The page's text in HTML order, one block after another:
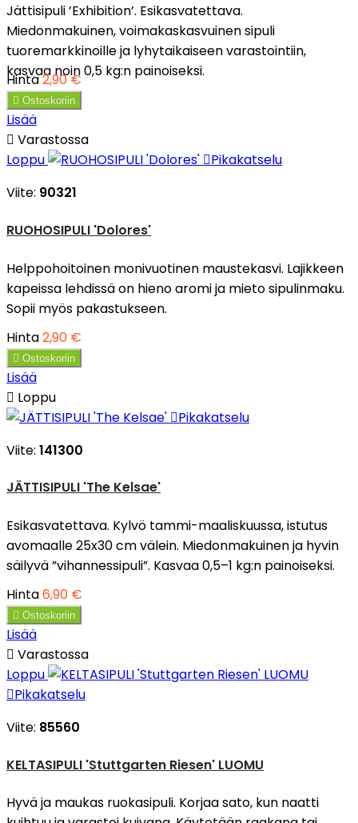
Jättisipuli ’Exhibition’. Esikasvatettava.
Miedonmakuinen, voimakaskasvuinen sipuli
tuoremarkkinoille ja lyhytaikaiseen varastointiin,
kasvaa noin 0,5 kg:n painoiseksi.
Hinta2,90 €
 Ostoskoriin
Lisää
 Varastossa
Loppu
Pikakatselu
Viite: 90321
RUOHOSIPULI 'Dolores'
Helppohoitoinen monivuotinen maustekasvi. Lajikkeen
kapeissa lehdissä on hieno aromi ja mieto sipulinmaku.
Sopii myös pakastukseen.
Hinta2,90 €
 Ostoskoriin
Lisää
 Loppu
Pikakatselu
Viite: 141300
JÄTTISIPULI 'The Kelsae'
Esikasvatettava. Kylvö tammi-maaliskuussa, istutus
avomaalle 25x30 cm välein. Miedonmakuinen ja hyvin
säilyvä ”vihannessipuli”. Kasvaa 0,5–1 kg:n painoiseksi.
Hinta6,90 €
 Ostoskoriin
Lisää
 Varastossa
Loppu
Pikakatselu
Viite: 85560
KELTASIPULI 'Stuttgarten Riesen' LUOMU
Hyvä ja maukas ruokasipuli. Korjaa sato, kun naatti